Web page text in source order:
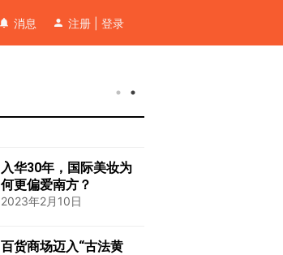
消息 注册 登录
入华30年，国际美妆为
何更偏爱南方？
2023年2月10日
百货商场迈入“古法黄